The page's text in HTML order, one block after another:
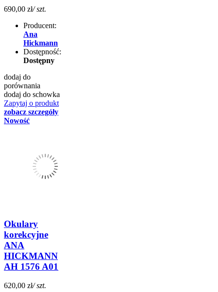
690,00 zł/ szt.
Producent:
Ana
Hickmann
Dostępność:
Dostępny
dodaj do
porównania
dodaj do schowka
Zapytaj o produkt
zobacz szczegóły
Nowość
Okulary
korekcyjne
ANA
HICKMANN
AH 1576 A01
620,00 zł/ szt.